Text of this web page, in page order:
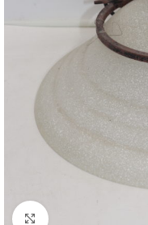
Cliquez pour agrandir